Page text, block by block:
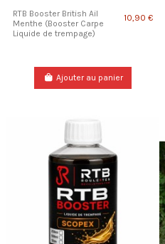
RTB Booster British Ail
Menthe (Booster Carpe
Liquide de trempage)
10,90 €
Ajouter au panier